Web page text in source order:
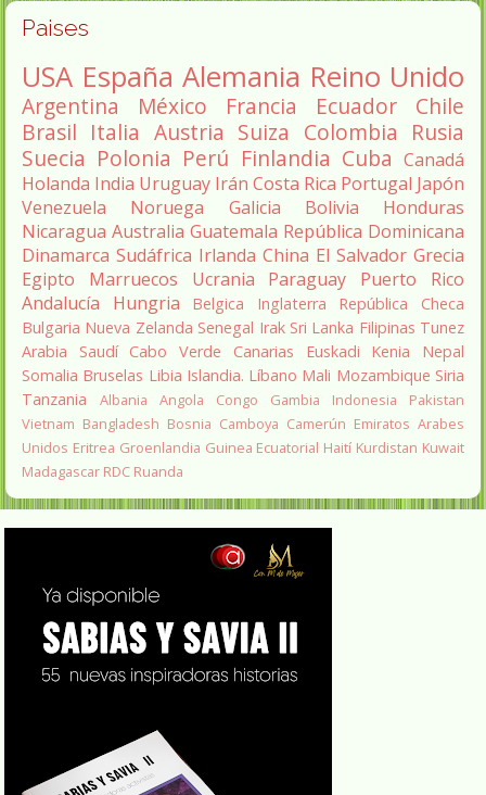
Paises
USA España Alemania Reino Unido
Argentina México Francia Ecuador
Chile
Brasil Italia Austria Suiza Colombia Rusia
Suecia Polonia Perú Finlandia Cuba Canadá
Holanda India Uruguay Irán Costa Rica Portugal Japón
Venezuela
Noruega Galicia Bolivia
Honduras
Nicaragua Australia Guatemala República Dominicana
Dinamarca Sudáfrica Irlanda China El Salvador Grecia
Egipto
Marruecos Ucrania Paraguay
Puerto Rico
Andalucía
Hungria Belgica Inglaterra
República Checa
Bulgaria Nueva Zelanda Senegal Irak Sri Lanka Filipinas Tunez
Arabia Saudí Cabo Verde Canarias Euskadi Kenia
Nepal
Somalia Bruselas Libia Islandia. Líbano Mali Mozambique Siria
Tanzania
Albania Angola Congo Gambia Indonesia
Pakistan
Vietnam Bangladesh Bosnia Camboya Camerún Emiratos Arabes
Unidos Eritrea Groenlandia Guinea Ecuatorial Haití Kurdistan Kuwait
Madagascar RDC Ruanda